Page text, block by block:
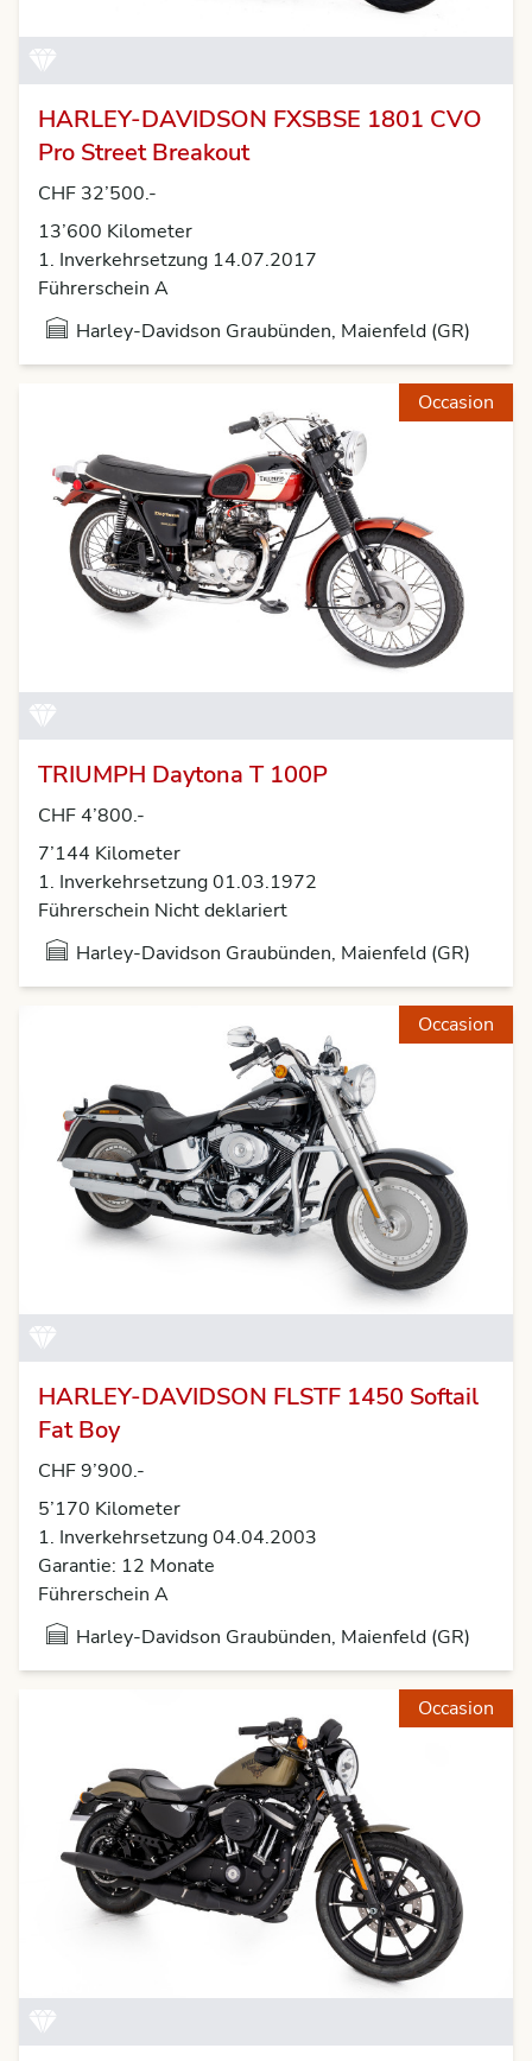
HARLEY-DAVIDSON FXSBSE 1801 CVO
Pro Street Breakout
CHF 32’500.-
13’600 Kilometer
1. Inverkehrsetzung 14.07.2017
Führerschein A
Harley-Davidson Graubünden, Maienfeld (GR)
Occasion
TRIUMPH Daytona T 100P
CHF 4’800.-
7’144 Kilometer
1. Inverkehrsetzung 01.03.1972
Führerschein Nicht deklariert
Harley-Davidson Graubünden, Maienfeld (GR)
Occasion
HARLEY-DAVIDSON FLSTF 1450 Softail
Fat Boy
CHF 9’900.-
5’170 Kilometer
1. Inverkehrsetzung 04.04.2003
Garantie: 12 Monate
Führerschein A
Harley-Davidson Graubünden, Maienfeld (GR)
Occasion